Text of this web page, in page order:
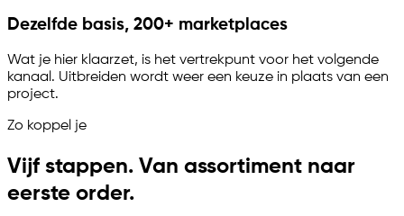
Dezelfde basis, 200+ marketplaces
Wat je hier klaarzet, is het vertrekpunt voor het volgende
kanaal. Uitbreiden wordt weer een keuze in plaats van een
project.
Zo koppel je
Vijf stappen. Van assortiment naar
eerste order.